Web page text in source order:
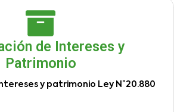
de Intereses y
Patrimonio
y patrimonio Ley N°20.880